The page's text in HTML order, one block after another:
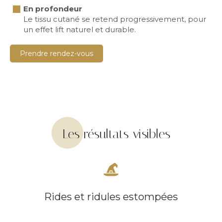
En profondeur
Le tissu cutané se retend progressivement, pour
un effet lift naturel et durable.
Prendre rendez-vous
Les résultats visibles
Rides et ridules estompées